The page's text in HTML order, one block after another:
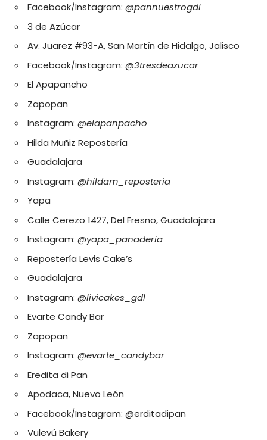
Facebook/Instagram: @pannuestrogdl
3 de Azúcar
Av. Juarez #93-A, San Martín de Hidalgo, Jalisco
Facebook/Instagram: @3tresdeazucar
El Apapancho
Zapopan
Instagram: @elapanpacho
Hilda Muñiz Repostería
Guadalajara
Instagram: @hildam_reposteria
Yapa
Calle Cerezo 1427, Del Fresno, Guadalajara
Instagram: @yapa_panaderia
Repostería Levis Cake’s
Guadalajara
Instagram: @livicakes_gdl
Evarte Candy Bar
Zapopan
Instagram: @evarte_candybar
Eredita di Pan
Apodaca, Nuevo León
Facebook/Instagram: @erditadipan
Vulevú Bakery